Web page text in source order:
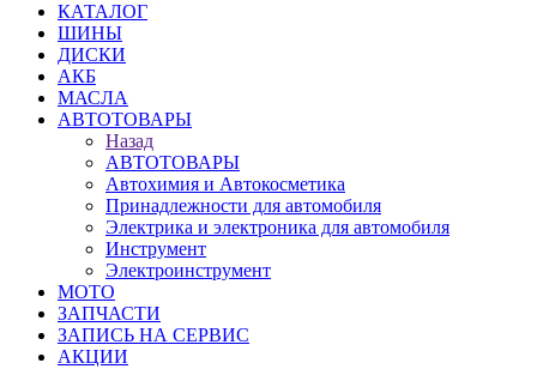
КАТАЛОГ
ШИНЫ
ДИСКИ
АКБ
МАСЛА
АВТОТОВАРЫ
Назад
АВТОТОВАРЫ
Автохимия и Автокосметика
Принадлежности для автомобиля
Электрика и электроника для автомобиля
Инструмент
Электроинструмент
МОТО
ЗАПЧАСТИ
ЗАПИСЬ НА СЕРВИС
АКЦИИ